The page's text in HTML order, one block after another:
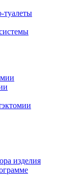
туалеты
изделия